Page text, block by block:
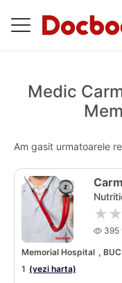
Medic
Am gasit urmatoarele
395
Memorial Hospital ,
1 (vezi harta)